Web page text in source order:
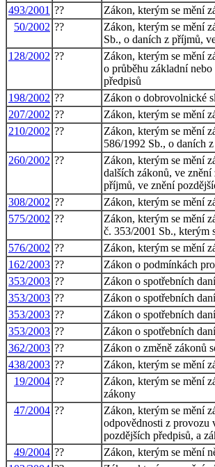
493/2001 ??
Zákon, kterým se mění
50/2002 ??
Zákon, kterým se mění
Sb., o daních z příjmů,
128/2002 ??
Zákon, kterým se mění
o průběhu základní
předpisů
198/2002 ??
Zákon o dobrovolnické
207/2002 ??
Zákon, kterým se mění
210/2002 ??
Zákon, kterým se mění
586/1992 Sb., o daních
260/2002 ??
Zákon, kterým se mění
dalších zákonů, ve
příjmů, ve znění
308/2002 ??
Zákon, kterým se mění
575/2002 ??
Zákon, kterým se mění
č. 353/2001 Sb., kterým
576/2002 ??
Zákon, kterým se mění
162/2003 ??
Zákon o podmínkách
353/2003 ??
Zákon o spotřebních
353/2003 ??
Zákon o spotřebních
353/2003 ??
Zákon o spotřebních
353/2003 ??
Zákon o spotřebních
362/2003 ??
Zákon o změně zákonů
438/2003 ??
Zákon, kterým se mění
19/2004 ??
Zákon, kterým se mění
zákony
47/2004 ??
Zákon, kterým se mění
odpovědnosti z provozu
pozdějších předpisů, a
49/2004 ??
Zákon, kterým se mění